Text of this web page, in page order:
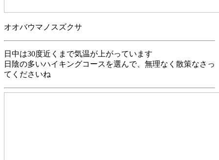
オオバウマノスズクサ
日中は30度近くまで気温が上がっています
日陰の多いハイキングコースを選んで、無理なく散策なさっ
てくださいね